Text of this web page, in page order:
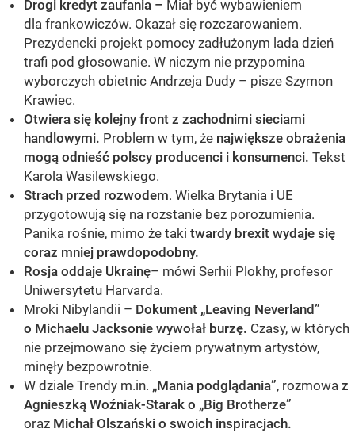
Drogi kredyt zaufania – Miał być wybawieniem
dla frankowiczów. Okazał się rozczarowaniem.
Prezydencki projekt pomocy zadłużonym lada dzień
trafi pod głosowanie. W niczym nie przypomina
wyborczych obietnic Andrzeja Dudy – pisze Szymon
Krawiec.
Otwiera się kolejny front z zachodnimi sieciami
handlowymi. Problem w tym, że największe obrażenia
mogą odnieść polscy producenci i konsumenci. Tekst
Karola Wasilewskiego.
Strach przed rozwodem. Wielka Brytania i UE
przygotowują się na rozstanie bez porozumienia.
Panika rośnie, mimo że taki twardy brexit wydaje się
coraz mniej prawdopodobny.
Rosja oddaje Ukrainę– mówi Serhii Plokhy, profesor
Uniwersytetu Harvarda.
Mroki Nibylandii – Dokument „Leaving Neverland”
o Michaelu Jacksonie wywołał burzę. Czasy, w których
nie przejmowano się życiem prywatnym artystów,
minęły bezpowrotnie.
W dziale Trendy m.in. „Mania podglądania”, rozmowa z
Agnieszką Woźniak-Starak o „Big Brotherze”
oraz Michał Olszański o swoich inspiracjach.